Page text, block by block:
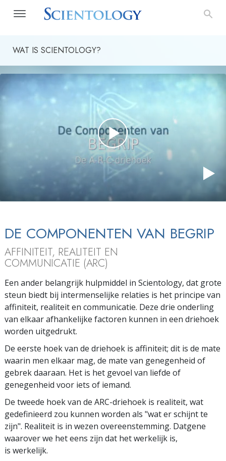
WAT IS SCIENTOLOGY?
DE COMPONENTEN VAN BEGRIP
AFFINITEIT, REALITEIT EN
COMMUNICATIE (ARC)
Een ander belangrijk hulpmiddel in Scientology, dat grote
steun biedt bij intermenselijke relaties is het principe van
affiniteit, realiteit en communicatie. Deze drie onderling
van elkaar afhankelijke factoren kunnen in een driehoek
worden uitgedrukt.
De eerste hoek van de driehoek is affiniteit; dit is de mate
waarin men elkaar mag, de mate van genegenheid of
gebrek daaraan. Het is het gevoel van liefde of
genegenheid voor iets of iemand.
De tweede hoek van de ARC-driehoek is realiteit, wat
gedefinieerd zou kunnen worden als "wat er schijnt te
zijn". Realiteit is in wezen overeenstemming. Datgene
waarover we het eens zijn dat het werkelijk is,
is werkelijk.